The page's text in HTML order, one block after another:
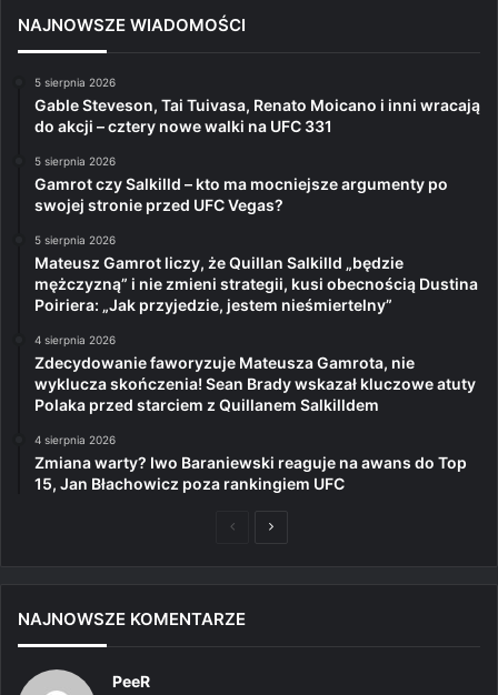
NAJNOWSZE WIADOMOŚCI
5 sierpnia 2026
Gable Steveson, Tai Tuivasa, Renato Moicano i inni wracają
do akcji – cztery nowe walki na UFC 331
5 sierpnia 2026
Gamrot czy Salkilld – kto ma mocniejsze argumenty po
swojej stronie przed UFC Vegas?
5 sierpnia 2026
Mateusz Gamrot liczy, że Quillan Salkilld „będzie
mężczyzną” i nie zmieni strategii, kusi obecnością Dustina
Poiriera: „Jak przyjedzie, jestem nieśmiertelny”
4 sierpnia 2026
Zdecydowanie faworyzuje Mateusza Gamrota, nie
wyklucza skończenia! Sean Brady wskazał kluczowe atuty
Polaka przed starciem z Quillanem Salkilldem
4 sierpnia 2026
Zmiana warty? Iwo Baraniewski reaguje na awans do Top
15, Jan Błachowicz poza rankingiem UFC
PoprzedniaNastępna
NAJNOWSZE KOMENTARZE
PeeR